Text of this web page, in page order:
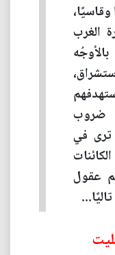
الغرب
ضروب
ترى في
عقول